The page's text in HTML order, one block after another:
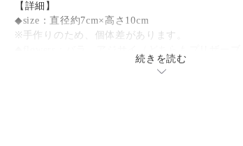
【詳細】
◆size：直径約7cm×高さ10cm
※手作りのため、個体差があります。
◆クリアケースサイズ: φ10cm×12cm
続きを読む